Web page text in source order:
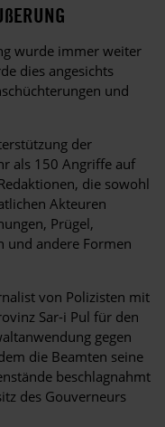
wurde immer weiter
dies angesichts
und
der
als 150 Angriffe auf
die sowohl
Akteuren
Prügel,
und andere Formen
von Polizisten mit
Sar-i Pul für den
gegen
die Beamten seine
beschlagnahmt
des Gouverneurs